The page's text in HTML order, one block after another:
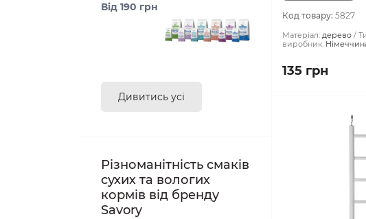
Від 190 грн
Дивитись усі
Різноманітність смаків
сухих та вологих
кормів від бренду
Savory
Код товару: 5827
Матеріал: дерево
виробник:
135 грн